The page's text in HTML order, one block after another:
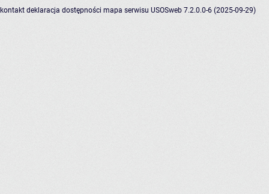
kontakt deklaracja dostępności mapa serwisu USOSweb 7.2.0.0-6 (2025-09-29)